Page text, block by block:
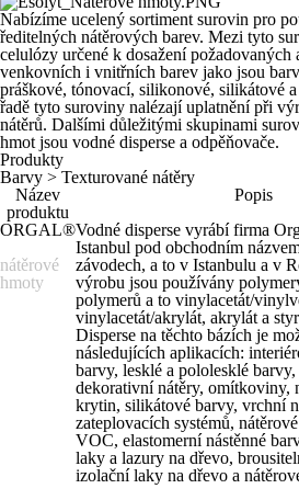
Nabízíme ucelený sortiment surovin pro
ředitelných nátěrových barev. Mezi tyto
celulózy určené k dosažení požadovaných
venkovních i vnitřních barev jako jsou
práškové, tónovací, silikonové, silikátové
řadě tyto suroviny nalézají uplatnění při
nátěrů. Dalšími důležitými skupinami
hmot jsou vodné disperse a odpěňovače.
Produkty
Barvy > Texturované nátěry
Název
produktu
Popis
ORGAL®
nátěrové
hmoty
Vodné disperse vyrábí firma
Istanbul pod obchodním
závodech, a to v Istanbulu a v
výrobu jsou používány
polymerů a to vinylacetát/
vinylacetát/akrylát, akrylát a
Disperse na těchto bázích je
následujících aplikacích:
barvy, lesklé a pololesklé
dekorativní nátěry, omítkoviny,
krytin, silikátové barvy, vrchní
zateplovacích systémů,
VOC, elastomerní nástěnné
laky a lazury na dřevo,
izolační laky na dřevo a